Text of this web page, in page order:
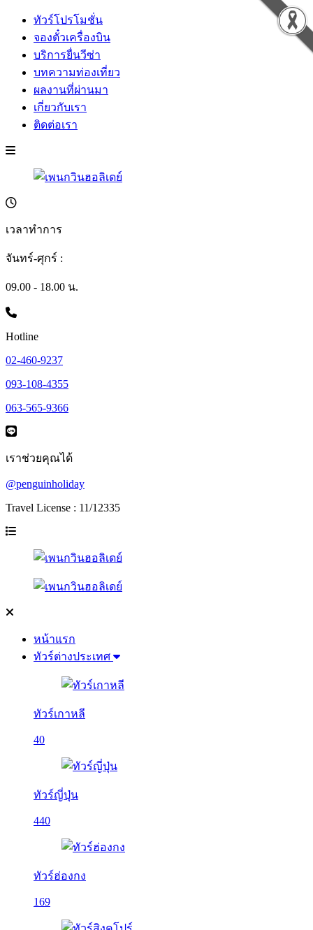
ทัวร์โปรโมชั่น
จองตั๋วเครื่องบิน
บริการยื่นวีซ่า
บทความท่องเที่ยว
ผลงานที่ผ่านมา
เกี่ยวกับเรา
ติดต่อเรา
เวลาทำการ
จันทร์-ศุกร์ :
09.00 - 18.00 น.
Hotline
02-460-9237
093-108-4355
063-565-9366
เราช่วยคุณได้
@penguinholiday
Travel License : 11/12335
หน้าแรก
ทัวร์ต่างประเทศ
ทัวร์เกาหลี
40
ทัวร์ญี่ปุ่น
440
ทัวร์ฮ่องกง
169